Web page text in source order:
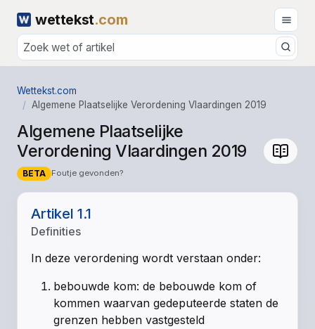
wettekst.com
Wettekst.com
Algemene Plaatselijke Verordening Vlaardingen 2019
Algemene Plaatselijke
Verordening Vlaardingen 2019
BETA Foutje gevonden?
Artikel 1.1
Definities
In deze verordening wordt verstaan onder:
bebouwde kom: de bebouwde kom of
kommen waarvan gedeputeerde staten de
grenzen hebben vastgesteld